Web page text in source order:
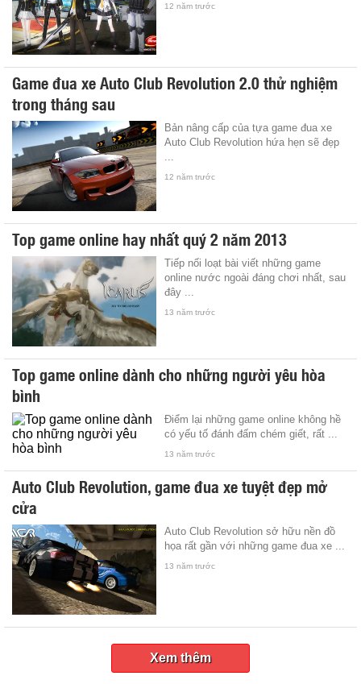
12 năm trước
Game đua xe Auto Club Revolution 2.0 thử nghiệm
trong tháng sau
Bản nâng cấp của tựa game đua xe
Auto Club Revolution hứa hẹn sẽ đẹp
12 năm trước
Top game online hay nhất quý 2 năm 2013
Tiếp nối loạt bài viết những game
online nước ngoài đáng chơi nhất, sau
đây ...
13 năm trước
Top game online dành cho những người yêu hòa
bình
Điểm lại những game online không hề
có yếu tố đánh đấm chém giết, rất ...
13 năm trước
Auto Club Revolution, game đua xe tuyệt đẹp mở
cửa
Auto Club Revolution sở hữu nền đồ
họa rất gần với những game đua xe ...
13 năm trước
Xem thêm